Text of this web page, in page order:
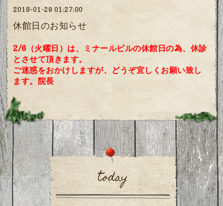
2018-01-29 01:27:00
休館日のお知らせ
2/6（火曜日）は、ミナールビルの休館日の為、休診
とさせて頂きます。
ご迷惑をおかけしますが、どうぞ宜しくお願い致し
ます。院長
today